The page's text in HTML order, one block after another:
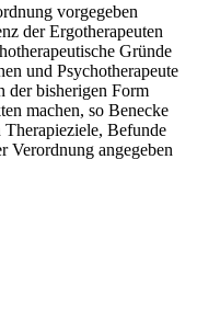
vorgegeben
der Ergotherapeuten
Gründe
und Psychotherapeute
der bisherigen Form
machen, so Benecke
Befunde
Verord­nung angegeben